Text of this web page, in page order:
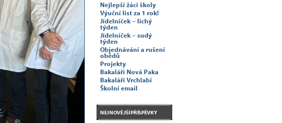
Nejlepší žáci školy
Výuční list za 1 rok!
Jídelníček – lichý
týden
Jídelníček – sudý
týden
Objednávání a rušení
obědů
Projekty
Bakaláři Nová Paka
Bakaláři Vrchlabí
Školní email
NEJNOVĚJŠÍ PŘÍSPĚVKY